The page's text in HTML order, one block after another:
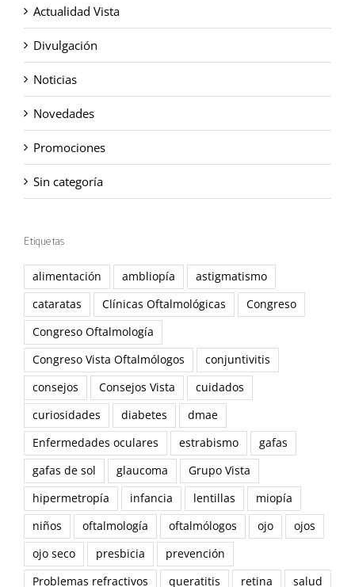
Actualidad Vista
Divulgación
Noticias
Novedades
Promociones
Sin categoría
Etiquetas
alimentación ambliopía
astigmatismo
cataratas
Clínicas Oftalmológicas
Congreso
Congreso Oftalmología
Congreso Vista Oftalmólogos
conjuntivitis
consejos
Consejos Vista
cuidados
curiosidades
diabetes
dmae
Enfermedades oculares
estrabismo
gafas
gafas de sol
glaucoma
Grupo Vista
hipermetropía
infancia lentillas
miopía
niños
oftalmología oftalmólogos ojo
ojos
ojo seco
presbicia
prevención
Problemas refractivos
queratitis retina
salud